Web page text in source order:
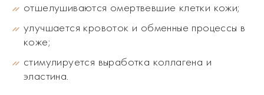
отшелушиваются омертвевшие клетки кожи;
улучшается кровоток и обменные процессы в
коже;
стимулируется выработка коллагена и
эластина.